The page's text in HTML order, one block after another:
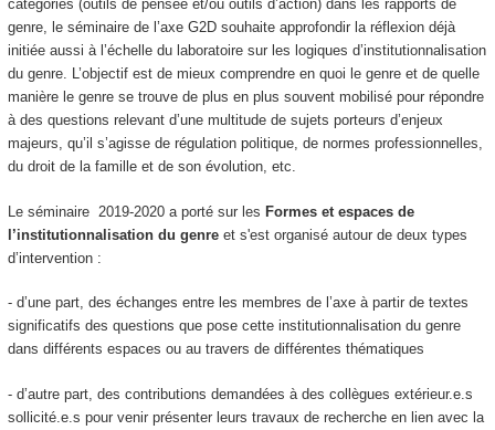
catégories (outils de pensée et/ou outils d’action) dans les rapports de
genre, le séminaire de l’axe G2D souhaite approfondir la réflexion déjà
initiée aussi à l’échelle du laboratoire sur les logiques d’institutionnalisation
du genre. L’objectif est de mieux comprendre en quoi le genre et de quelle
manière le genre se trouve de plus en plus souvent mobilisé pour répondre
à des questions relevant d’une multitude de sujets porteurs d’enjeux
majeurs, qu’il s’agisse de régulation politique, de normes professionnelles,
du droit de la famille et de son évolution, etc.
Le séminaire 2019-2020 a porté sur les Formes et espaces de
l’institutionnalisation du genreet s'est organisé autour de deux types
d’intervention :
- d’une part, des échanges entre les membres de l’axe à partir de textes
significatifs des questions que pose cette institutionnalisation du genre
dans différents espaces ou au travers de différentes thématiques
- d’autre part, des contributions demandées à des collègues extérieur.e.s
sollicité.e.s pour venir présenter leurs travaux de recherche en lien avec la